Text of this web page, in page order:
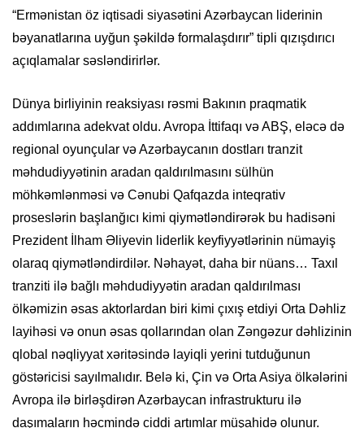
“Ermənistan öz iqtisadi siyasətini Azərbaycan liderinin
bəyanatlarına uyğun şəkildə formalaşdırır” tipli qızışdırıcı
açıqlamalar səsləndirirlər.
Dünya birliyinin reaksiyası rəsmi Bakının praqmatik
addımlarına adekvat oldu. Avropa İttifaqı və ABŞ, eləcə də
regional oyunçular və Azərbaycanın dostları tranzit
məhdudiyyətinin aradan qaldırılmasını sülhün
möhkəmlənməsi və Cənubi Qafqazda inteqrativ
proseslərin başlanğıcı kimi qiymətləndirərək bu hadisəni
Prezident İlham Əliyevin liderlik keyfiyyətlərinin nümayiş
olaraq qiymətləndirdilər. Nəhayət, daha bir nüans… Taxıl
tranziti ilə bağlı məhdudiyyətin aradan qaldırılması
ölkəmizin əsas aktorlardan biri kimi çıxış etdiyi Orta Dəhliz
layihəsi və onun əsas qollarından olan Zəngəzur dəhlizinin
qlobal nəqliyyat xəritəsində layiqli yerini tutduğunun
göstəricisi sayılmalıdır. Belə ki, Çin və Orta Asiya ölkələrini
Avropa ilə birləşdirən Azərbaycan infrastrukturu ilə
daşımaların həcmində ciddi artımlar müşahidə olunur.